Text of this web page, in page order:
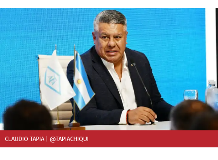
CLAUDIO TAPIA | @TAPIACHIQUI